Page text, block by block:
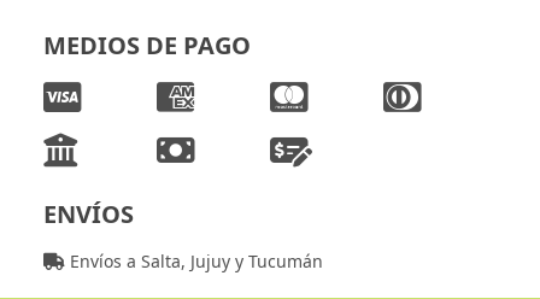
MEDIOS DE PAGO
ENVÍOS
Envíos a Salta, Jujuy y Tucumán